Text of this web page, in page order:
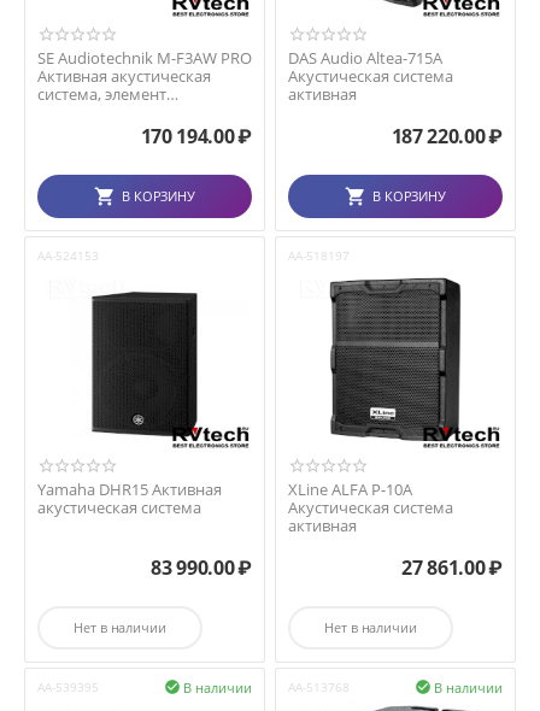
SE Audiotechnik M-F3AW PRO
Активная акустическая
система, элемент
170 194.00₽
В КОРЗИНУ
DAS Audio Altea-715A
Акустическая система
активная
187 220.00₽
В КОРЗИНУ
AA-524153
Yamaha DHR15 Активная
акустическая система
83 990.00₽
Нет в наличии
AA-518197
XLine ALFA P-10A
Акустическая система
активная
27 861.00₽
Нет в наличии
AA-539395 В наличии
 AA-513768 В наличии
